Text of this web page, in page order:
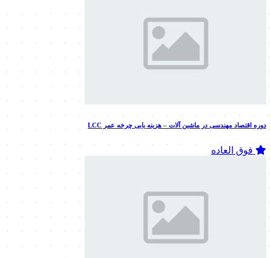
دوره اقتصاد مهندسی در ماشین آلات – هزینه یابی چرخه عمر LCC